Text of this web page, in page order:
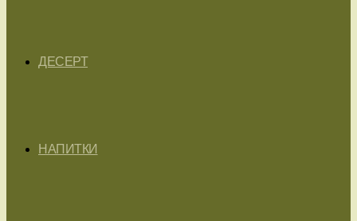
ДЕСЕРТ
НАПИТКИ